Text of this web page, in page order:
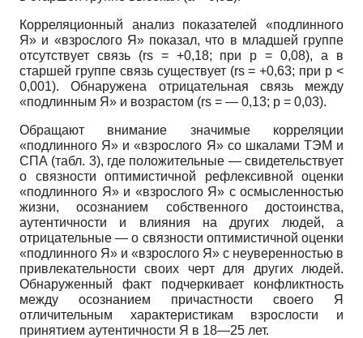
Корреляционный анализ показателей «подлинного
Я» и «взрослого Я» показал, что в младшей группе
отсутствует связь (rs = +0,18; при р = 0,08), а в
старшей группе связь существует (rs = +0,63; при р <
0,001). Обнаружена отрицательная связь между
«подлинным Я» и возрастом (rs = — 0,13; р = 0,03).
Обращают внимание значимые корреляции
«подлинного Я» и «взрослого Я» со шкалами ТЭМ и
СПА (табл. 3), где положительные — свидетельствует
о связности оптимистичной рефлексивной оценки
«подлинного Я» и «взрослого Я» с осмысленностью
жизни, осознанием собственного достоинства,
аутентичности и влияния на других людей, а
отрицательные — о связности оптимистичной оценки
«подлинного Я» и «взрослого Я» с неуверенностью в
привлекательности своих черт для других людей.
Обнаруженный факт подчеркивает конфликтность
между осознанием причастности своего Я
отличительным характеристикам взрослости и
принятием аутентичности Я в 18—25 лет.